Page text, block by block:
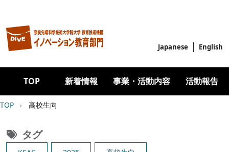
Japanese English
Main navigation
TOP 新着情報 事業・活動内容 活動報告
パンくず
TOP 高校生向
タグ